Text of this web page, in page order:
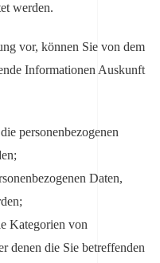
werden.
vor, können Sie von dem
Informationen Auskunft
personenbezogenen
Daten,
Kategorien von
denen die Sie betreffenden